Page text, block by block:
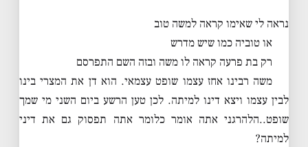
נראה לי שאימו קראה למשה טוב
או טוביה כמו שיש מדרש
רק בת פרעה קראה לו משה ובזה השם התפרסם
משה רבינו אחז עצמו שופט עצמאי. הוא דן את המצרי בינו
לבין עצמו ויצא דינו למיתה. לכן טען הרשע ביום השני מי שמך
שופט..הלהרגני אתה אומר כלומר אתה תפסוק גם את דיני
למיתה?